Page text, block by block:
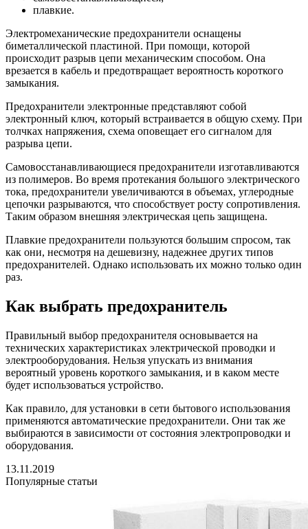
плавкие.
Электромеханические предохранители оснащены
биметаллической пластиной. При помощи, которой
происходит разрыв цепи механическим способом. Она
врезается в кабель и предотвращает вероятность короткого
замыкания.
Предохранители электронные представляют собой
электронный ключ, который встраивается в общую схему. При
толчках напряжения, схема оповещает его сигналом для
разрыва цепи.
Самовосстанавливающиеся предохранители изготавливаются
из полимеров. Во время протекания большого электрического
тока, предохранители увеличиваются в объемах, углеродные
цепочки разрываются, что способствует росту сопротивления.
Таким образом внешняя электрическая цепь защищена.
Плавкие предохранители пользуются большим спросом, так
как они, несмотря на дешевизну, надежнее других типов
предохранителей. Однако использовать их можно только один
раз.
Как выбрать предохранитель
Правильный выбор предохранителя основывается на
технических характеристиках электрической проводки и
электрооборудования. Нельзя упускать из внимания
вероятный уровень короткого замыкания, и в каком месте
будет использоваться устройство.
Как правило, для установки в сети бытового использования
применяются автоматические предохранители. Они так же
выбираются в зависимости от состояния электропроводки и
оборудования.
13.11.2019
Популярные статьи